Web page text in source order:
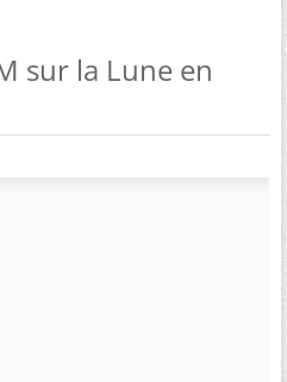
sur la Lune en